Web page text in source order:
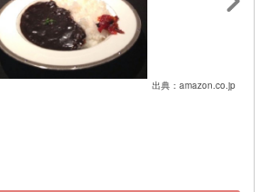
出典：amazon.co.jp